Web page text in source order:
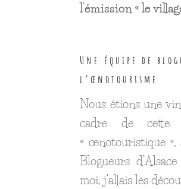
l’émission « le
Une équipe de
l’œnotourisme
Nous étions une
cadre de cette
« œnotouristique »,
Blogueurs
moi, j’allais les